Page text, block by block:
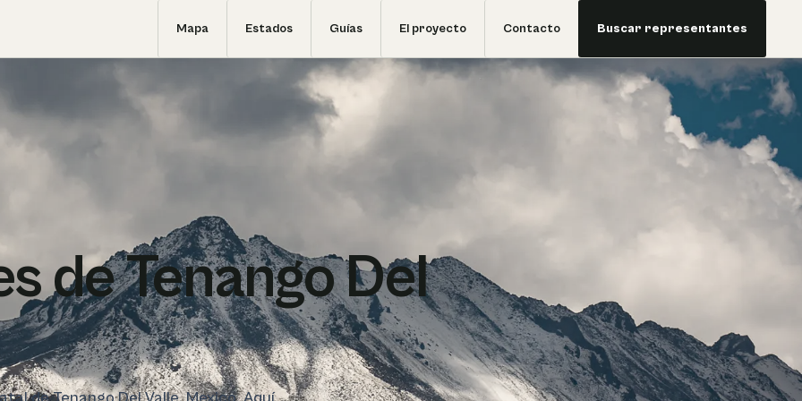
Mapa Estados Guías El proyecto Contacto Buscar representantes
de Tenango Del